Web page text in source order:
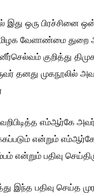
இது ஒரு பிரச்சினை
வேளாண்மை துறை
குறித்து
தனது முகநூலில்
எம்ஆர்கே
என்றும்
என்றும் பதிவு
இந்த பதிவு செய்த